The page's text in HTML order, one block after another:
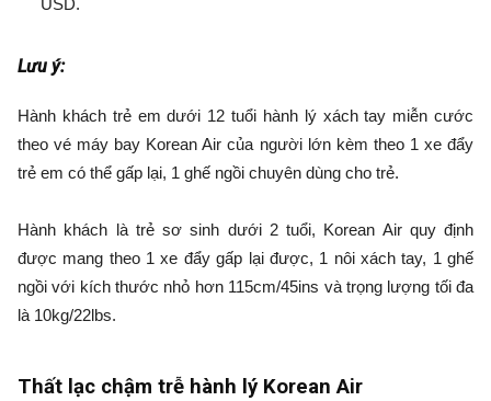
USD.
Lưu ý:
Hành khách trẻ em dưới 12 tuổi hành lý xách tay miễn cước
theo vé máy bay Korean Air của người lớn kèm theo 1 xe đẩy
trẻ em có thể gấp lại, 1 ghế ngồi chuyên dùng cho trẻ.
Hành khách là trẻ sơ sinh dưới 2 tuổi, Korean Air quy định
được mang theo 1 xe đẩy gấp lại được, 1 nôi xách tay, 1 ghế
ngồi với kích thước nhỏ hơn 115cm/45ins và trọng lượng tối đa
là 10kg/22lbs.
Thất lạc chậm trễ hành lý Korean Air